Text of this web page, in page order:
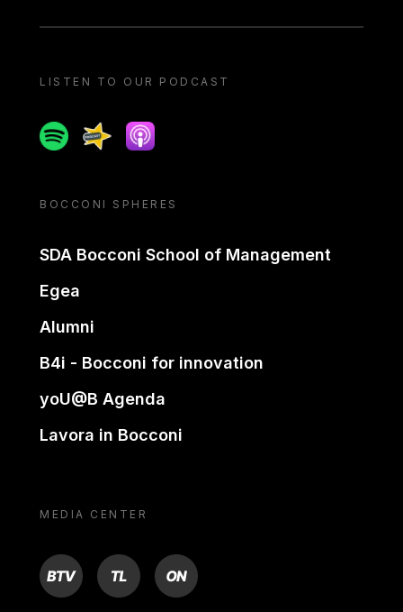
LISTEN TO OUR PODCAST
SpotifySpreakerApple podcast
BOCCONI SPHERES
SDA Bocconi School of Management
Egea
Alumni
B4i - Bocconi for innovation
yoU@B Agenda
Lavora in Bocconi
MEDIA CENTER
BTV TL ON